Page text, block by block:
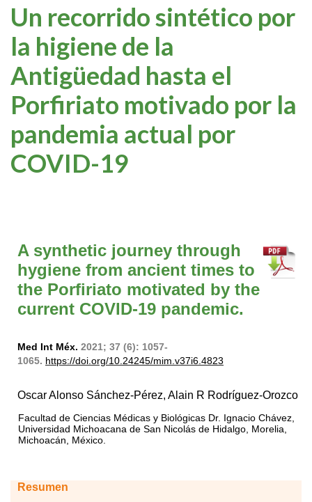
Un recorrido sintético por
la higiene de la
Antigüedad hasta el
Porfiriato motivado por la
pandemia actual por
COVID-19
A synthetic journey through
hygiene from ancient times to
the Porfiriato motivated by the
current COVID-19 pandemic.
Med Int Méx. 2021; 37 (6): 1057-
1065. https://doi.org/10.24245/mim.v37i6.4823
Oscar Alonso Sánchez-Pérez, Alain R Rodríguez-Orozco
Facultad de Ciencias Médicas y Biológicas Dr. Ignacio Chávez,
Universidad Michoacana de San Nicolás de Hidalgo, Morelia,
Michoacán, México.
Resumen